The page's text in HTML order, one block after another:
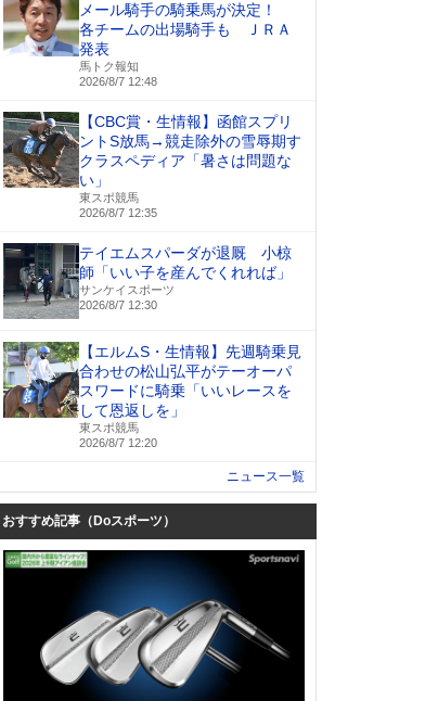
メール騎手の騎乗馬が決定！
各チームの出場騎手も ＪＲＡ
発表
馬トク報知
2026/8/7 12:48
【CBC賞・生情報】函館スプリ
ントS放馬→競走除外の雪辱期す
クラスペディア「暑さは問題な
い」
東スポ競馬
2026/8/7 12:35
テイエムスパーダが退厩 小椋
師「いい子を産んでくれれば」
サンケイスポーツ
2026/8/7 12:30
【エルムS・生情報】先週騎乗見
合わせの松山弘平がテーオーパ
スワードに騎乗「いいレースを
して恩返しを」
東スポ競馬
2026/8/7 12:20
ニュース一覧
おすすめ記事（Doスポーツ）